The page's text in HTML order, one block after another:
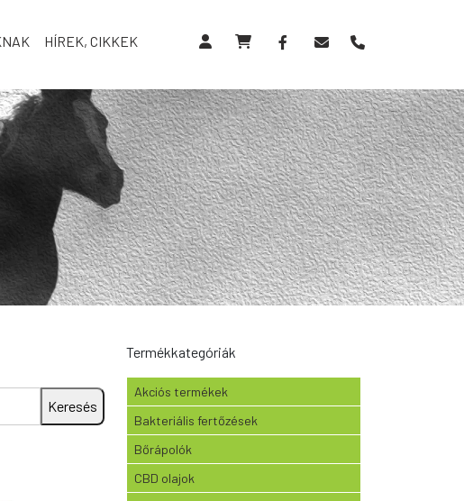
HÍREK, CIKKEK
Keresés
Termékkategóriák
Akciós termékek
Bakteriális fertőzések
Bőrápolók
CBD olajok